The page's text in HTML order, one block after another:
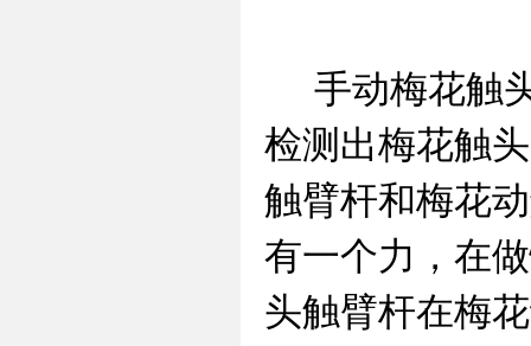
手动梅花触
检测出梅花触
触臂杆和梅花
有一个力，在
头触臂杆在梅